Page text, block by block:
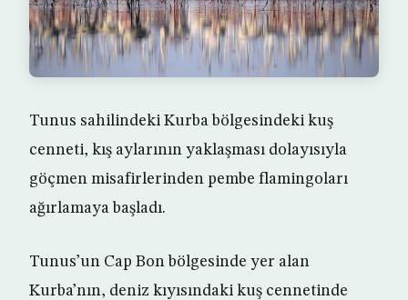
Tunus sahilindeki Kurba bölgesindeki kuş
cenneti, kış aylarının yaklaşması dolayısıyla
göçmen misafirlerinden pembe flamingoları
ağırlamaya başladı.
Tunus’un Cap Bon bölgesinde yer alan
Kurba’nın, deniz kıyısındaki kuş cennetinde